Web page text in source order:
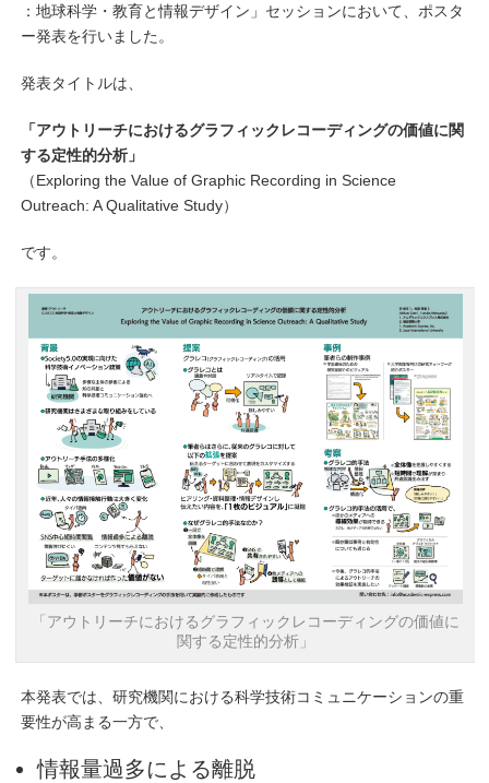
：地球科学・教育と情報デザイン」セッションにおいて、ポスタ
ー発表を行いました。
発表タイトルは、
「アウトリーチにおけるグラフィックレコーディングの価値に関
する定性的分析」
（Exploring the Value of Graphic Recording in Science
Outreach: A Qualitative Study）
です。
「アウトリーチにおけるグラフィックレコーディングの価値に
関する定性的分析」
本発表では、研究機関における科学技術コミュニケーションの重
要性が高まる一方で、
情報量過多による離脱